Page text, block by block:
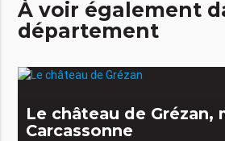
À voir également
département
Le château de Grézan,
Carcassonne